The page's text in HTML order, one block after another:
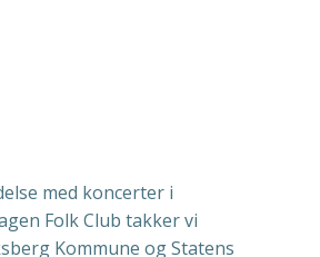
med koncerter i
Folk Club takker vi
Kommune og Statens